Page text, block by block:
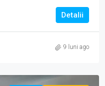
Detalii
9 luni ago